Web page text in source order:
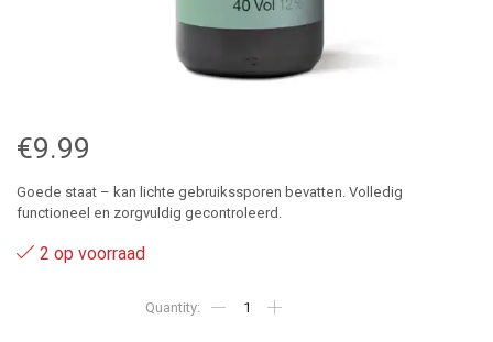
€9.99
Goede staat – kan lichte gebruikssporen bevatten. Volledig
functioneel en zorgvuldig gecontroleerd.
2 op voorraad